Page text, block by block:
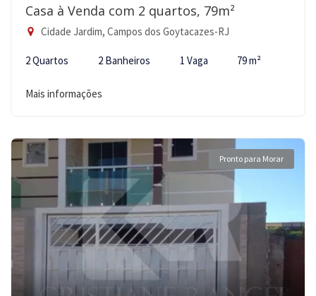
Casa à Venda com 2 quartos, 79m²
Cidade Jardim, Campos dos Goytacazes-RJ
2 Quartos 2 Banheiros 1 Vaga 79 m²
Mais informações
Pronto para Morar